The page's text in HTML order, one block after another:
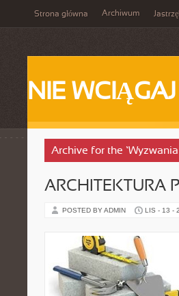
Strona główna Archiwum
NIE
Archive for the ‘Wyzwania
ARCHITEKTURA
POSTED BY ADMIN LIS - 13 -